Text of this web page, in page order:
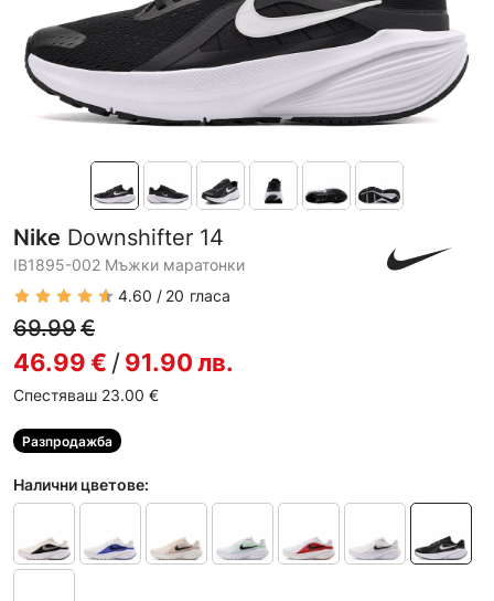
Nike Downshifter 14
IB1895-002 Мъжки маратонки
4.60
20 гласа
69.99€
46.99€ /91.90лв.
Спестяваш 23.00 €
Разпродажба
Налични цветове: